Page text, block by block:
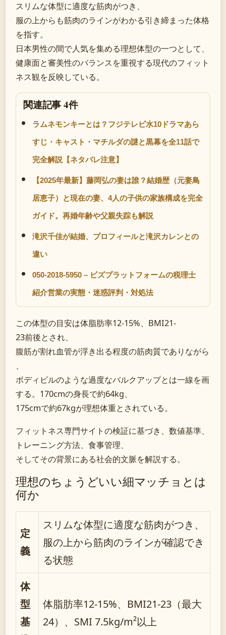
スリムな体型に適度な筋肉がつき、
服の上からも筋肉のラインがわかる引き締まった体格
を指す。
日本男性の間で人気を集める理想体型の一つとして、
健康面と審美性のバランスを重視する現代のフィット
ネス観を反映している。
関連記事 4件
ラムネモンキーとは？フジテレビ水10ドラマあら
すじ・キャスト・マチルダの謎と黒幕を全11話で
完全解説【ネタバレ注意】
【2025年最新】藤岡弘の妻は誰？結婚歴（元妻鳥
居恵子）と現在の妻、4人の子供の家族構成を完全
ガイド。再婚年齢や父親失踪も解説
滝沢千佳が結婚、プロフィールと滝沢カレンとの
違い
050-2018-5950 – ビズプラットフォームの税理士
紹介営業の実態・迷惑評判・対処法
この体型の目安は体脂肪率12-15%、BMI21-
23前後とされ、
腹筋が割れ血管が浮き出る程度の筋肉質でありながら
、
ボディビルのような過度なバルクアップとは一線を画
する。170cmの身長で約64kg、
175cmで約67kgが理想体重とされている。
フィットネス専門サイトの検証に基づき、数値基準、
トレーニング方法、食事管理、
そしてその背景にある社会的文脈を解説する。
理想のちょうどいい細マッチョとは
何か
定
義
スリムな体型に適度な筋肉がつき、
服の上から筋肉のラインが確認でき
る状態
体
型
基
体脂肪率12-15%、BMI21-23（最大
24）、SMI 7.5kg/m²以上